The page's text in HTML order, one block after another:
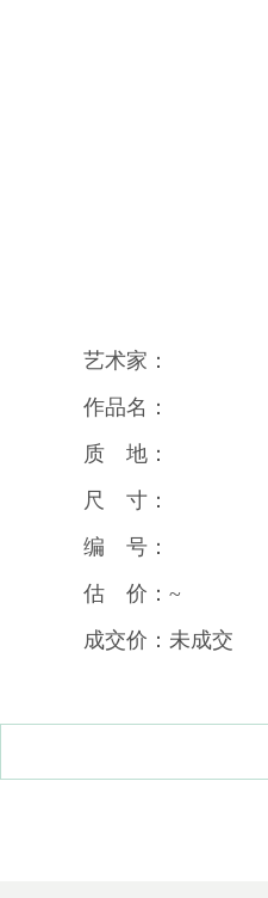
艺术家：
作品名：
质 地：
尺 寸：
编 号：
估 价：~
成交价：未成交